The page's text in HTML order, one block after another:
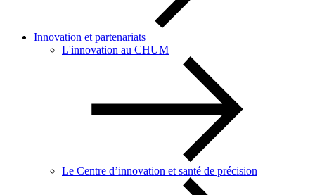
Innovation et partenariats
L'innovation au CHUM
Le Centre d’innovation et santé de précision